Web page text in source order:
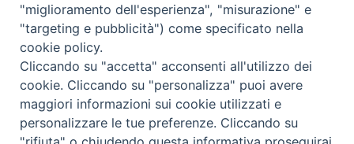
Diocesi
di Como
"miglioramento dell'esperienza", "misurazione" e
"targeting e pubblicità") come specificato nella
cookie policy.
Cliccando su "accetta" acconsenti all'utilizzo dei
cookie. Cliccando su "personalizza" puoi avere
maggiori informazioni sui cookie utilizzati e
personalizzare le tue preferenze. Cliccando su